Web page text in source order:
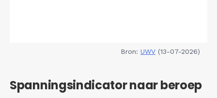
Bron: UWV (13-07-2026)
Spanningsindicator naar beroep